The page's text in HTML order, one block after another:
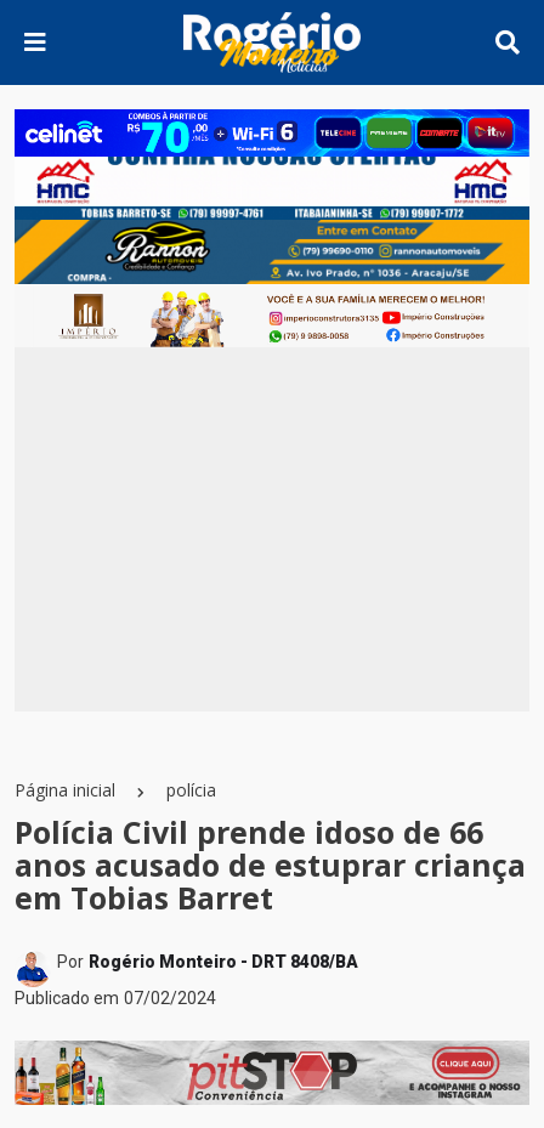
Página inicial polícia
Polícia Civil prende idoso de 66
anos acusado de estuprar criança
em Tobias Barret
Por Rogério Monteiro - DRT 8408/BA
Publicado em 07/02/2024